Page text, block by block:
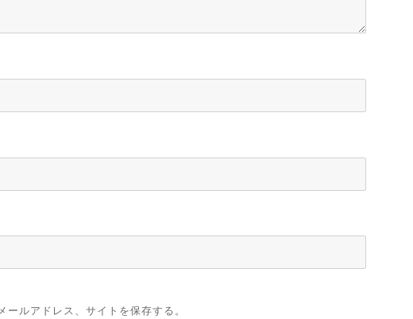
ルアドレス、サイトを保存する。